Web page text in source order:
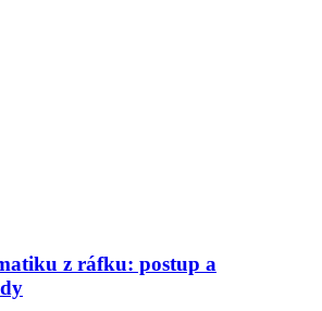
z ráfku: postup a